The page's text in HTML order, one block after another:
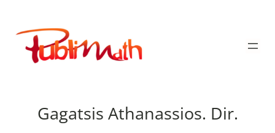
contenu
Publimath
Gagatsis Athanassios. Dir.